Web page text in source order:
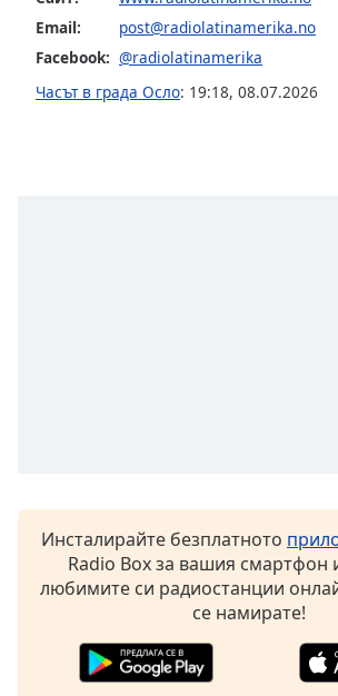
Font
Family
Email:
post@radiolatinamerika.no
Facebook: @radiolatinamerika
Часът в града Осло: 19:18, 08.07.2026
Инсталирайте безплатното
Radio Box за вашия смартфон
любимите си радиостанции
се намирате!